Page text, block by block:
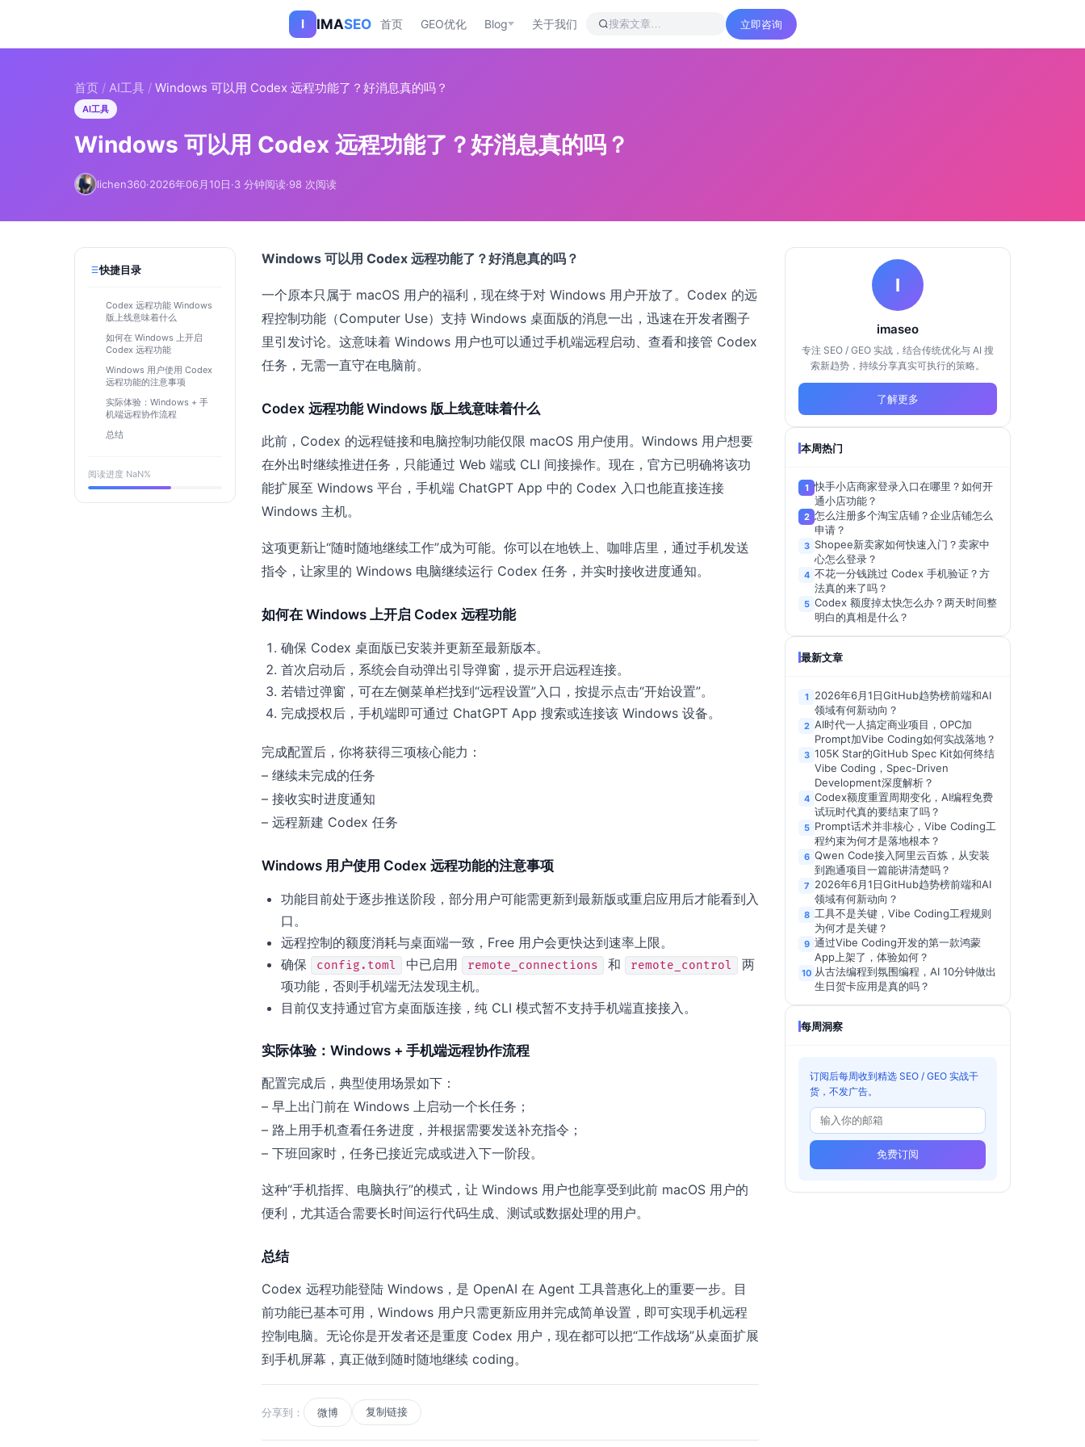
I IMASEO 首页 GEO优化 Blog 关于我们 立即咨询
首页 / AI工具 / Windows 可以用 Codex 远程功能了？好消息真的吗？
AI工具
Windows 可以用 Codex 远程功能了？好消息真的吗？
lichen360·2026年06月10日·3 分钟阅读·98 次阅读
快捷目录
Codex 远程功能 Windows
版上线意味着什么
如何在 Windows 上开启
Codex 远程功能
Windows 用户使用 Codex
远程功能的注意事项
实际体验：Windows + 手
机端远程协作流程
总结
阅读进度 NaN%
Windows 可以用 Codex 远程功能了？好消息真的吗？
一个原本只属于 macOS 用户的福利，现在终于对 Windows 用户开放了。Codex 的远
程控制功能（Computer Use）支持 Windows 桌面版的消息一出，迅速在开发者圈子
里引发讨论。这意味着 Windows 用户也可以通过手机端远程启动、查看和接管 Codex
任务，无需一直守在电脑前。
Codex 远程功能 Windows 版上线意味着什么
此前，Codex 的远程链接和电脑控制功能仅限 macOS 用户使用。Windows 用户想要
在外出时继续推进任务，只能通过 Web 端或 CLI 间接操作。现在，官方已明确将该功
能扩展至 Windows 平台，手机端 ChatGPT App 中的 Codex 入口也能直接连接
Windows 主机。
这项更新让“随时随地继续工作”成为可能。你可以在地铁上、咖啡店里，通过手机发送
指令，让家里的 Windows 电脑继续运行 Codex 任务，并实时接收进度通知。
如何在 Windows 上开启 Codex 远程功能
确保 Codex 桌面版已安装并更新至最新版本。
首次启动后，系统会自动弹出引导弹窗，提示开启远程连接。
若错过弹窗，可在左侧菜单栏找到“远程设置”入口，按提示点击“开始设置”。
完成授权后，手机端即可通过 ChatGPT App 搜索或连接该 Windows 设备。
完成配置后，你将获得三项核心能力：
– 继续未完成的任务
– 接收实时进度通知
– 远程新建 Codex 任务
Windows 用户使用 Codex 远程功能的注意事项
功能目前处于逐步推送阶段，部分用户可能需更新到最新版或重启应用后才能看到入
口。
远程控制的额度消耗与桌面端一致，Free 用户会更快达到速率上限。
确保
config.toml 中已启用 remote_connections 和 remote_control
两
项功能，否则手机端无法发现主机。
目前仅支持通过官方桌面版连接，纯 CLI 模式暂不支持手机端直接接入。
实际体验：Windows + 手机端远程协作流程
配置完成后，典型使用场景如下：
– 早上出门前在 Windows 上启动一个长任务；
– 路上用手机查看任务进度，并根据需要发送补充指令；
– 下班回家时，任务已接近完成或进入下一阶段。
这种“手机指挥、电脑执行”的模式，让 Windows 用户也能享受到此前 macOS 用户的
便利，尤其适合需要长时间运行代码生成、测试或数据处理的用户。
总结
Codex 远程功能登陆 Windows，是 OpenAI 在 Agent 工具普惠化上的重要一步。目
前功能已基本可用，Windows 用户只需更新应用并完成简单设置，即可实现手机远程
控制电脑。无论你是开发者还是重度 Codex 用户，现在都可以把“工作战场”从桌面扩展
到手机屏幕，真正做到随时随地继续 coding。
分享到： 微博 复制链接
I
imaseo
专注 SEO / GEO 实战，结合传统优化与 AI 搜
索新趋势，持续分享真实可执行的策略。
了解更多
本周热门
1 快手小店商家登录入口在哪里？如何开
通小店功能？
2 怎么注册多个淘宝店铺？企业店铺怎么
申请？
3 Shopee新卖家如何快速入门？卖家中
心怎么登录？
4 不花一分钱跳过 Codex 手机验证？方
法真的来了吗？
5 Codex 额度掉太快怎么办？两天时间整
明白的真相是什么？
最新文章
1
2026年6月1日GitHub趋势榜前端和AI
领域有何新动向？
2 AI时代一人搞定商业项目，OPC加
Prompt加Vibe Coding如何实战落地？
3 105K Star的GitHub Spec Kit如何终结
Vibe Coding，Spec-Driven
Development深度解析？
4 Codex额度重置周期变化，AI编程免费
试玩时代真的要结束了吗？
5 Prompt话术并非核心，Vibe Coding工
程约束为何才是落地根本？
6 Qwen Code接入阿里云百炼，从安装
到跑通项目一篇能讲清楚吗？
7 2026年6月1日GitHub趋势榜前端和AI
领域有何新动向？
8 工具不是关键，Vibe Coding工程规则
为何才是关键？
9 通过Vibe Coding开发的第一款鸿蒙
App上架了，体验如何？
10 从古法编程到氛围编程，AI 10分钟做出
生日贺卡应用是真的吗？
每周洞察
订阅后每周收到精选 SEO / GEO 实战干
货，不发广告。
免费订阅